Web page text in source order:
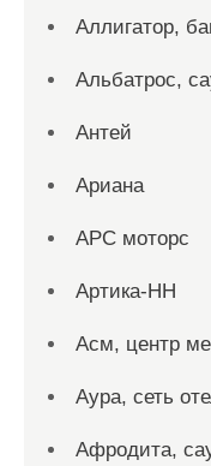
Аллигатор,
Альбатрос,
Антей
Ариана
АРС моторс
Артика-НН
Асм, центр
Аура, сеть
Афродита,